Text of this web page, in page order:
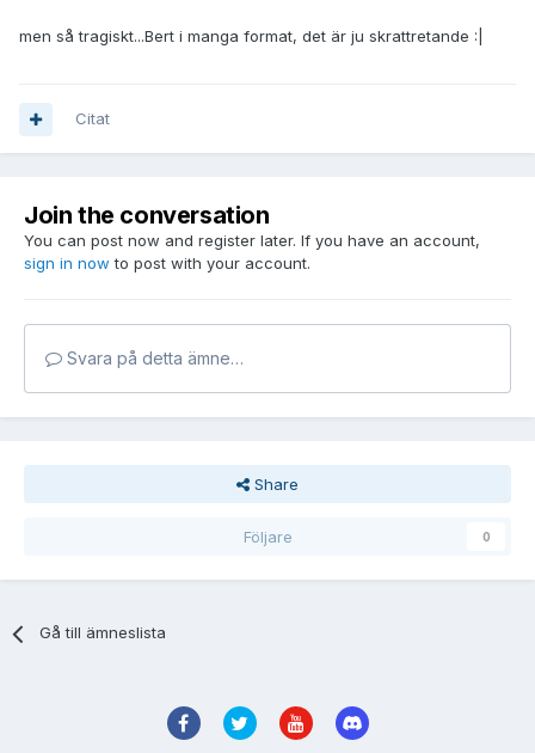
men så tragiskt...Bert i manga format, det är ju skrattretande :|
Citat
Join the conversation
You can post now and register later. If you have an account,
sign in now to post with your account.
Svara på detta ämne…
Share
Följare 0
Gå till ämneslista